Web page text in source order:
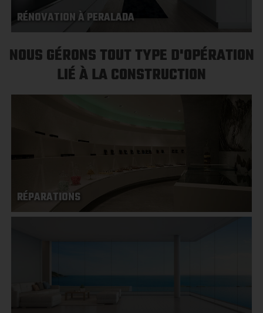
RÉNOVATION À PERALADA
NOUS GÉRONS TOUT TYPE D'OPÉRATION
LIÉ À LA CONSTRUCTION
RÉPARATIONS